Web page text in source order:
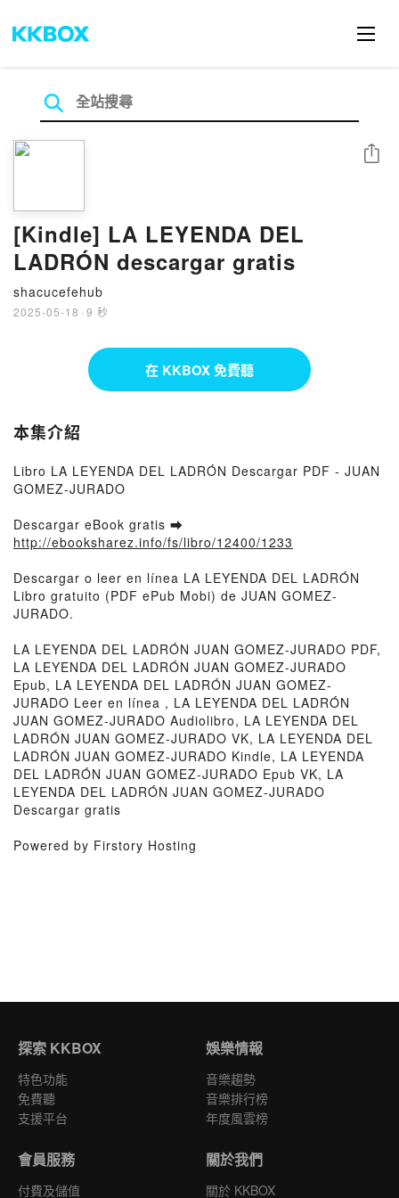
[Kindle] LA LEYENDA DEL
LADRÓN descargar gratis
shacucefehub
2025-05-18 · 9 秒
分享
在 KKBOX 免費聽
本集介紹
Libro LA LEYENDA DEL LADRÓN Descargar PDF - JUAN
GOMEZ-JURADO
Descargar eBook gratis ➡
http://ebooksharez.info/fs/libro/12400/1233
Descargar o leer en línea LA LEYENDA DEL LADRÓN
Libro gratuito (PDF ePub Mobi) de JUAN GOMEZ-
JURADO.
LA LEYENDA DEL LADRÓN JUAN GOMEZ-JURADO PDF,
LA LEYENDA DEL LADRÓN JUAN GOMEZ-JURADO
Epub, LA LEYENDA DEL LADRÓN JUAN GOMEZ-
JURADO Leer en línea , LA LEYENDA DEL LADRÓN
JUAN GOMEZ-JURADO Audiolibro, LA LEYENDA DEL
LADRÓN JUAN GOMEZ-JURADO VK, LA LEYENDA DEL
LADRÓN JUAN GOMEZ-JURADO Kindle, LA LEYENDA
DEL LADRÓN JUAN GOMEZ-JURADO Epub VK, LA
LEYENDA DEL LADRÓN JUAN GOMEZ-JURADO
Descargar gratis
Powered by Firstory Hosting
探索 KKBOX
特色功能
免費聽
支援平台
娛樂情報
音樂趨勢
音樂排行榜
年度風雲榜
會員服務
付費及儲值
關於我們
關於 KKBOX